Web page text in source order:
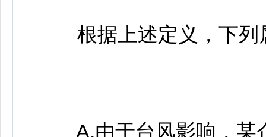
根据上述定义，下列
A.由于台风影响，某